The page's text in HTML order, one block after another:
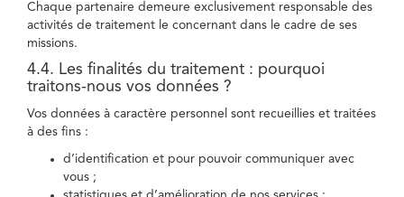
Chaque partenaire demeure exclusivement responsable des
activités de traitement le concernant dans le cadre de ses
missions.
4.4. Les finalités du traitement : pourquoi
traitons-nous vos données ?
Vos données à caractère personnel sont recueillies et traitées
à des fins :
d’identification et pour pouvoir communiquer avec
vous ;